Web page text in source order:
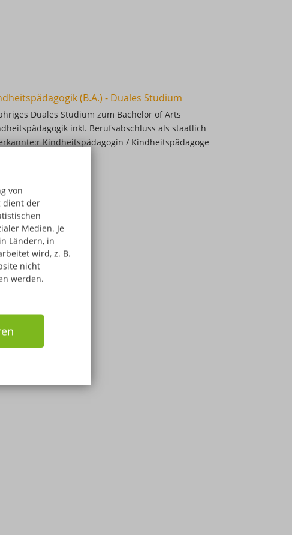
von
dient der
Medien. Je
Ländern, in
wird, z. B.
nicht
werden.
(B.A.) - Duales Studium
Duales Studium zum Bachelor of Arts
inkl. Berufsabschluss als staatlich
Kindheitspädagogin / Kindheitspädagoge